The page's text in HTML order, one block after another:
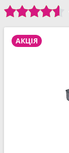
АКЦІЯ